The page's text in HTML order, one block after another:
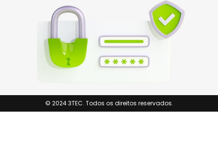
© 2024 3TEC. Todos os direitos reservados.